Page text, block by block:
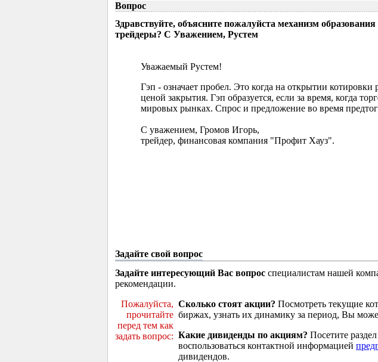
Вопрос
Здравствуйте, объясните пожалуйста механизм
трейдеры? С Уважением, Рустем
Уважаемый Рустем!
Гэп - означает пробел. Это когда на открытии
ценой закрытия. Гэп образуется, если за время, когда
мировых рынках. Спрос и предложение во время
С уважением, Громов Игорь,
трейдер, финансовая компания "Профит Хауз".
Задайте свой вопрос
Задайте интересующий Вас вопрос специалистам нашей
рекомендации.
Пожалуйста,
прочитайте
перед тем как
задать вопрос:
Сколько стоят акции? Посмотреть текущие
биржах, узнать их динамику за период, Вы
Какие дивиденды по акциям? Посетите раздел
воспользоваться контактной информацией
дивидендов.